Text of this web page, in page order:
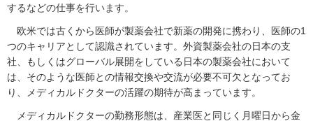
するなどの仕事を行います。
欧米では古くから医師が製薬会社で新薬の開発に携わり、医師の1
つのキャリアとして認識されています。外資製薬会社の日本の支
社、もしくはグローバル展開をしている日本の製薬会社において
は、そのような医師との情報交換や交流が必要不可欠となってお
り、メディカルドクターの活躍の期待が高まっています。
メディカルドクターの勤務形態は、産業医と同じく月曜日から金